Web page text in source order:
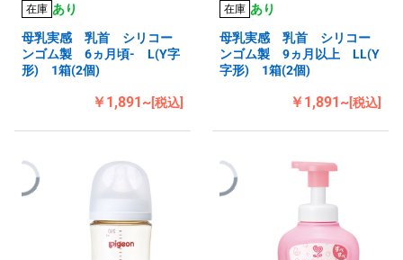
在庫 あり
母乳実感 乳首 シリコー
ンゴム製 6ヵ月頃- L(Y字
形) 1箱(2個)
￥1,891~[税込]
在庫 あり
母乳実感 乳首 シリコー
ンゴム製 9ヵ月以上 LL(Y
字形) 1箱(2個)
￥1,891~[税込]